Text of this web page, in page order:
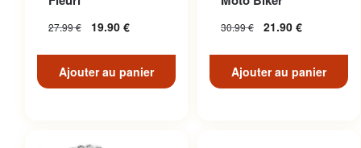
27.99€ 19.90 €
Ajouter au panier
30.99€ 21.90 €
Ajouter au panier